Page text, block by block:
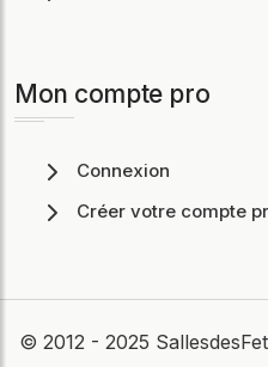
Mon compte pro
Connexion
Créer votre compte
© 2012 - 2025